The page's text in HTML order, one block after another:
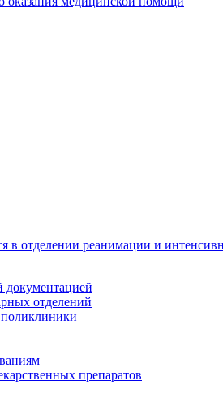
в отделении реанимации и
документацией
отделений
поликлиники
препаратов